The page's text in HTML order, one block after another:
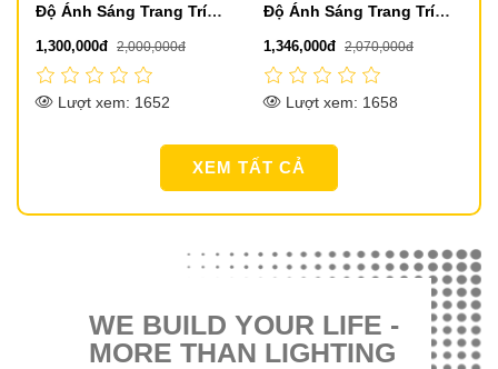
Độ Ánh Sáng Trang Trí
M3486A
1,346,000đ 2,070,000đ
Lượt xem: 1306
Độ Ánh Sáng Trang Trí
M3002C
1,671,000đ 2,570,000đ
Lượt xem: 3009
XEM TẤT CẢ
WE BUILD YOUR LIFE -
MORE THAN LIGHTING